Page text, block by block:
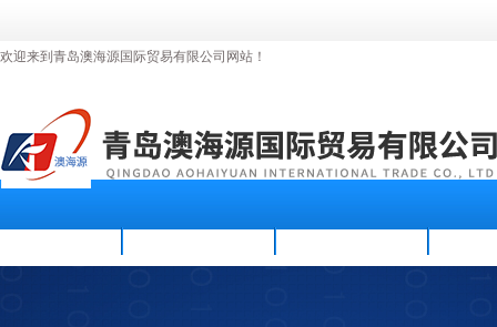
欢迎来到青岛澳海源国际贸易有限公司网站！